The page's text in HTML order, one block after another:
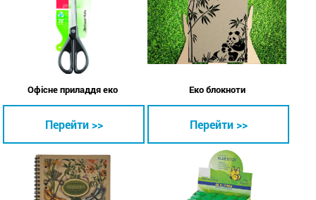
Офісне приладдя еко
Перейти >>
Еко блокноти
Перейти >>